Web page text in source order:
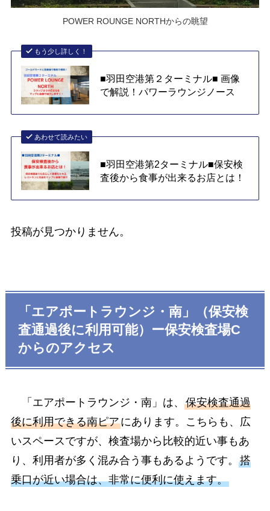
POWER ROUNGE NORTHからの眺望
もう少し詳しく！
■羽田空港第２ターミナル■ 画像
で解説！パワーラウンジノース
あわせて読みたい
■羽田空港第2ターミナル■保安検
査後から食事が出来るお店とは！
投稿が見つかりません。
「エアポートラウンジ・南」（保安検
査通過後に利用可能）ー保安検査場C
からのアクセス
「エアポートラウンジ・南」は、 保安検査通過
後に利用できる南ピアにあります。こちらも、広
いスペースですが、検査場から比較的近い事もあ
り、利用者が多く混み合う事もあるようです。 搭
乗口が近い場合は、非常に便利に使えます。